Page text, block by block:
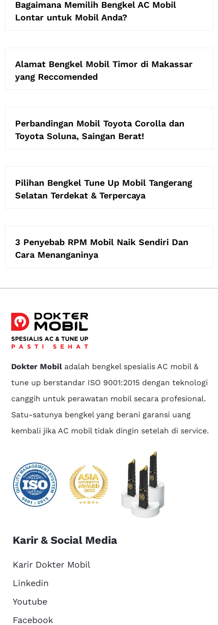
Bagaimana Memilih Bengkel AC Mobil
Lontar untuk Mobil Anda?
Alamat Bengkel Mobil Timor di Makassar
yang Reccomended
Perbandingan Mobil Toyota Corolla dan
Toyota Soluna, Saingan Berat!
Pilihan Bengkel Tune Up Mobil Tangerang
Selatan Terdekat & Terpercaya
3 Penyebab RPM Mobil Naik Sendiri Dan
Cara Menanganinya
Dokter Mobiladalah bengkel spesialis AC mobil &
tune up berstandar ISO 9001:2015 dengan teknologi
canggih untuk perawatan mobil secara profesional.
Satu-satunya bengkel yang berani garansi uang
kembali jika AC mobil tidak dingin setelah di service.
Karir & Social Media
Karir Dokter Mobil
Linkedin
Youtube
Facebook